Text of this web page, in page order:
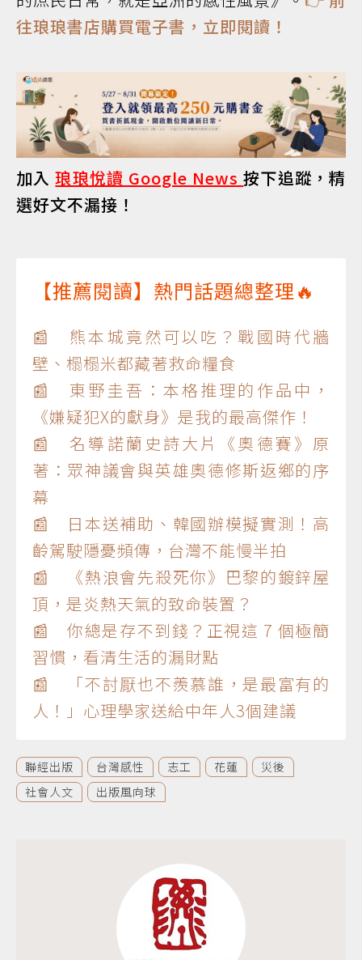
往琅琅書店購買電子書，立即閱讀！
加入琅琅悅讀 Google News按下追蹤，精
選好文不漏接！
【推薦閱讀】熱門話題總整理🔥
📰 熊本城竟然可以吃？戰國時代牆
壁、榻榻米都藏著救命糧食
📰 東野圭吾：本格推理的作品中，
《嫌疑犯X的獻身》是我的最高傑作！
📰 名導諾蘭史詩大片《奧德賽》原
著：眾神議會與英雄奧德修斯返鄉的序
幕
📰 日本送補助、韓國辦模擬實測！高
齡駕駛隱憂頻傳，台灣不能慢半拍
📰 《熱浪會先殺死你》巴黎的鍍鋅屋
頂，是炎熱天氣的致命裝置？
📰 你總是存不到錢？正視這 7 個極簡
習慣，看清生活的漏財點
📰 「不討厭也不羨慕誰，是最富有的
人！」心理學家送給中年人3個建議
聯經出版 台灣感性 志工 花蓮
災後
社會人文
出版風向球